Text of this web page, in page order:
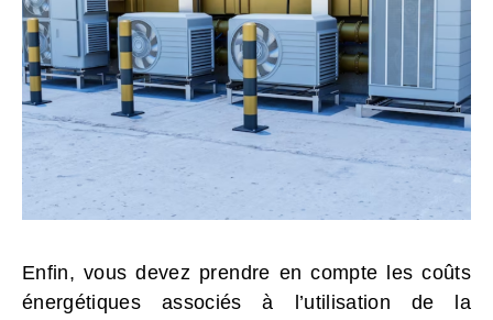
Enfin, vous devez prendre en compte les coûts
énergétiques associés à l’utilisation de la